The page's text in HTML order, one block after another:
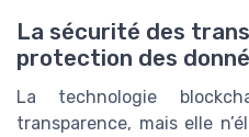
La sécurité des
protection des
La technologie
transparence, mais elle